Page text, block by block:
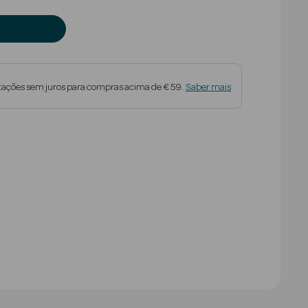
sem juros para compras acima de € 59. Saber mais